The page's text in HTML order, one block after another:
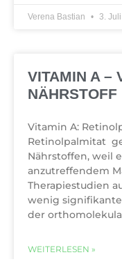
Verena Bastian 3.
VITAMIN A –
NÄHRSTOFF
Vitamin A:
Retinolpalmitat
Nährstoffen, weil
anzutreffendem
Therapiestudien
wenig
der
WEITERLESEN »